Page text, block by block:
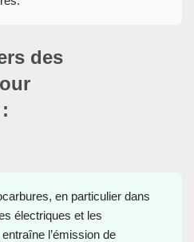
des
en particulier dans
électriques et les
l’émission de